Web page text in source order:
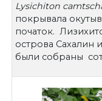
Lysichiton
покрывала
початок.
острова Сахалин
были собраны